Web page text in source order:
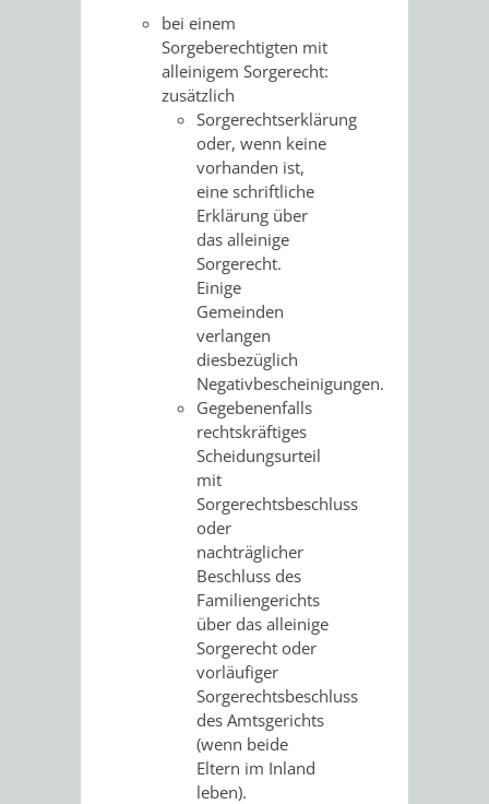
bei einem
Sorgeberechtigten mit
alleinigem Sorgerecht:
zusätzlich
Sorgerechtserklärung
oder, wenn keine
vorhanden ist,
eine schriftliche
Erklärung über
das alleinige
Sorgerecht.
Einige
Gemeinden
verlangen
diesbezüglich
Negativbescheinigungen.
Gegebenenfalls
rechtskräftiges
Scheidungsurteil
mit
Sorgerechtsbeschluss
oder
nachträglicher
Beschluss des
Familiengerichts
über das alleinige
Sorgerecht oder
vorläufiger
Sorgerechtsbeschluss
des Amtsgerichts
(wenn beide
Eltern im Inland
leben).